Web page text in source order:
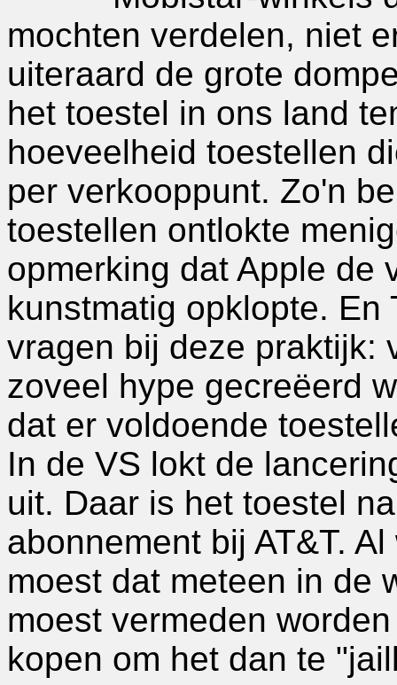
mochten verdelen, niet
uiteraard de grote
het toestel in ons land
hoeveelheid toestellen
per verkooppunt. Zo'n
toestellen ontlokte
opmerking dat Apple de
kunstmatig opklopte. En
vragen bij deze praktijk:
zoveel hype gecreëerd
dat er voldoende
In de VS lokt de
uit. Daar is het toestel
abonnement bij AT&T.
moest dat meteen in de
moest vermeden
kopen om het dan te